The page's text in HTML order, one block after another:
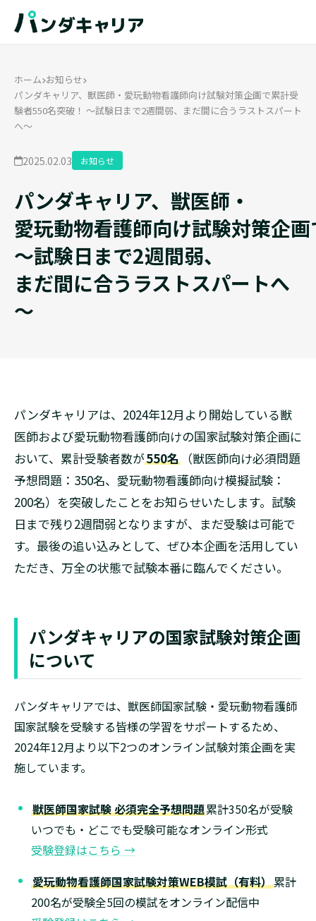
ホーム お知らせ
パンダキャリア、獣医師・愛玩動物看護師向け試験対策企画で累計受
験者550名突破！ ～試験日まで2週間弱、まだ間に合うラストスパート
へ～
2025.02.03 お知らせ
パンダキャリア、獣医師・
愛玩動物看護師向け試験対策企
～試験日まで2週間弱、
まだ間に合うラストスパートへ
～
パンダキャリアは、2024年12月より開始している獣
医師および愛玩動物看護師向けの国家試験対策企画に
おいて、累計受験者数が550名 （獣医師向け必須問題
予想問題：350名、愛玩動物看護師向け模擬試験：
200名）を突破したことをお知らせいたします。試験
日まで残り2週間弱となりますが、まだ受験は可能で
す。最後の追い込みとして、ぜひ本企画を活用してい
ただき、万全の状態で試験本番に臨んでください。
パンダキャリアの国家試験対策企画
について
パンダキャリアでは、獣医師国家試験・愛玩動物看護師
国家試験を受験する皆様の学習をサポートするため、
2024年12月より以下2つのオンライン試験対策企画を実
施しています。
獣医師国家試験 必須完全予想問題累計350名が受験
いつでも・どこでも受験可能なオンライン形式
受験登録はこちら →
愛玩動物看護師国家試験対策WEB模試（有料）累計
200名が受験全5回の模試をオンライン配信中